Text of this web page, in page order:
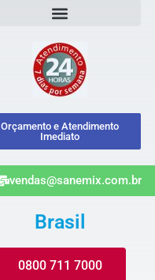
Orçamento e Atendimento
Imediato
vendas@sanemix.com.br
Brasil
0800 711 7000